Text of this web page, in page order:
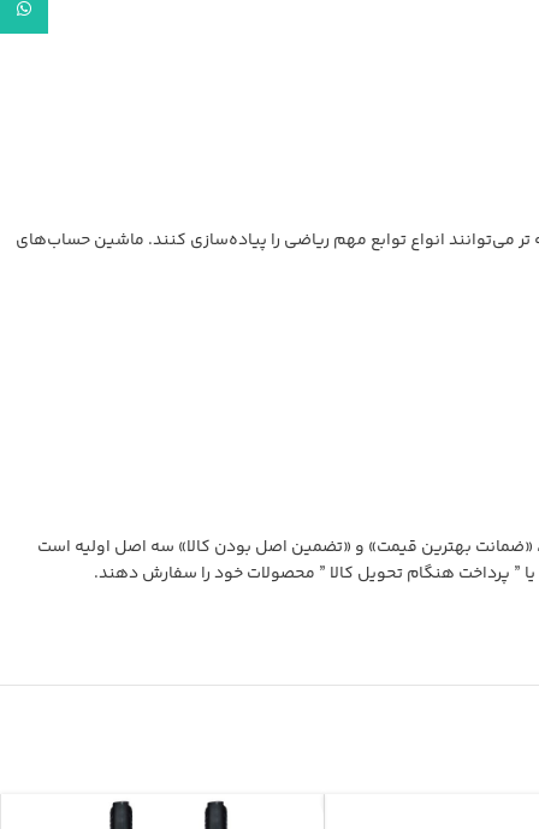
انواع توابع مهم ریاضی را پیاده‌سازی کنند. ماشین حساب‌های
«ضمانت بهترین قیمت» و «تضمین اصل بودن کالا» سه اصل اولیه است
” پرداخت هنگام تحویل کالا ” محصولات خود را سفارش دهند.